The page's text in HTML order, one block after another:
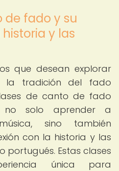
de fado y su
y las
que desean explorar
tradición del fado
de canto de fado
no solo aprender a
sino también
con la historia y las
portugués. Estas clases
única para